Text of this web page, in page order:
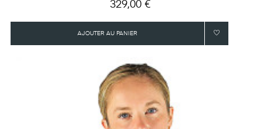
Prix
329,00 €
AJOUTER AU PANIER